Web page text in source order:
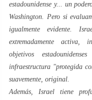
estadounidense y... un
Washington. Pero si
igualmente evidente.
extremadamente activa,
objetivos
infraestructura "protegida
suavemente, original.
Además, Israel tiene